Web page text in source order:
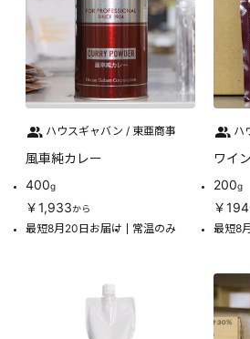
ハウスギャバン / 東亜商事
風車純カレー
400g
￥1,933から
最短8月20日お届け 常温のみ
ハ
ワイ
200g
￥194
最短8